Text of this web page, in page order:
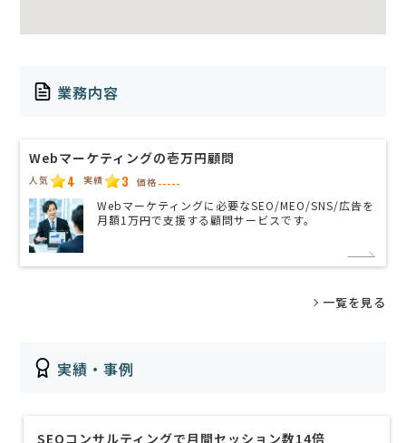
業務内容
Webマーケティングの壱万円顧問
人気 4 実績 3 価格 -----
Webマーケティングに必要なSEO/MEO/SNS/広告を
月額1万円で支援する顧問サービスです。
一覧を見る
実績・事例
SEOコンサルティングで月間セッション数14倍